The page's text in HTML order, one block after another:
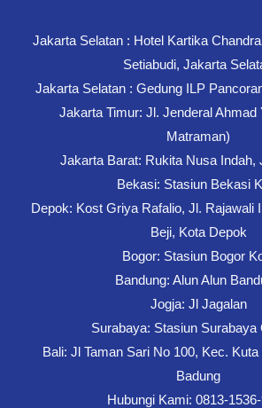
Jakarta Selatan : Hotel Kartika
Setiabudi, Jakarta
Jakarta Selatan : Gedung ILP
Jakarta Timur: Jl. Jenderal Ahmad
Matraman)
Jakarta Barat: Rukita Nusa Indah,
Bekasi: Stasiun Bekasi
Depok: Kost Griya Rafalio, Jl. Rajawali
Beji, Kota Depok
Bogor: Stasiun Bogor
Bandung: Alun Alun
Jogja: Jl Jagalan
Surabaya: Stasiun Surabaya
Bali: Jl Taman Sari No 100, Kec.
Badung
Hubungi Kami: 0813-